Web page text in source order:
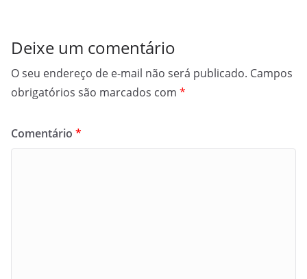
Deixe um comentário
O seu endereço de e-mail não será publicado. Campos
obrigatórios são marcados com *
Comentário *